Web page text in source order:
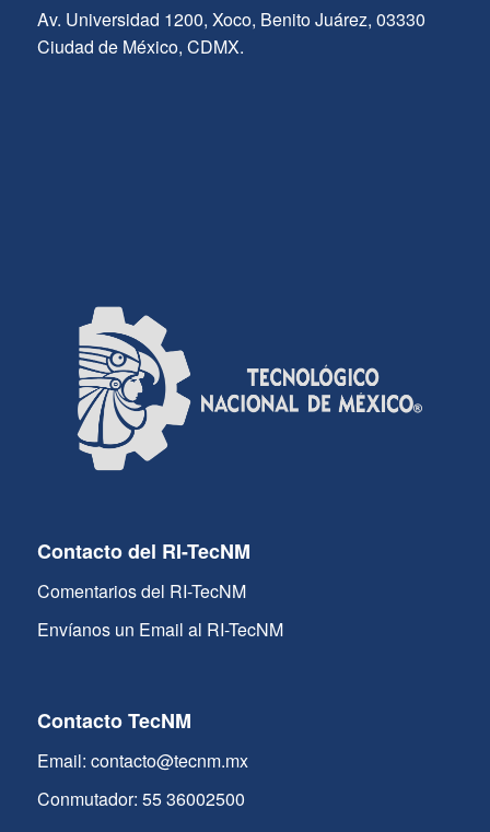
Av. Universidad 1200, Xoco, Benito Juárez, 03330
Ciudad de México, CDMX.
Contacto del RI-TecNM
Comentarios del RI-TecNM
Envíanos un Email al RI-TecNM
Contacto TecNM
Email: contacto@tecnm.mx
Conmutador: 55 36002500